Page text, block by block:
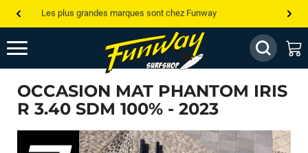
Les plus grandes marques sont chez Funway
Jusqu’à -75% de remise sur le windsurf, wingfoil, etc...
💰 Meilleur prix garanti — Moins cher ailleurs ? On s’aligne !
Besoin de conseils de pro ? Appelle nous !
OCCASION MAT PHANTOM IRIS
R 3.40 SDM 100% - 2023